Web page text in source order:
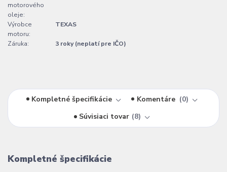
motorového
oleje:
Výrobce
motoru:
TEXAS
Záruka: 3 roky (neplatí pre IČO)
Kompletné špecifikácie Komentáre
0
Súvisiaci tovar 8
Kompletné špecifikácie